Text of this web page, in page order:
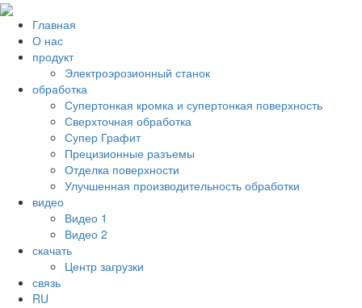
Главная
О нас
продукт
Электроэрозионный станок
обработка
Супертонкая кромка и супертонкая поверхность
Сверхточная обработка
Супер Графит
Прецизионные разъемы
Отделка поверхности
Улучшенная производительность обработки
видео
Видео 1
Видео 2
скачать
Центр загрузки
связь
RU